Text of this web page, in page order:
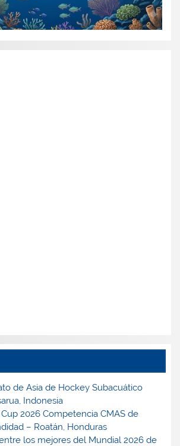
de Asia de Hockey Subacuático
Indonesia
2026 Competencia CMAS de
– Roatán, Honduras
los mejores del Mundial 2026 de